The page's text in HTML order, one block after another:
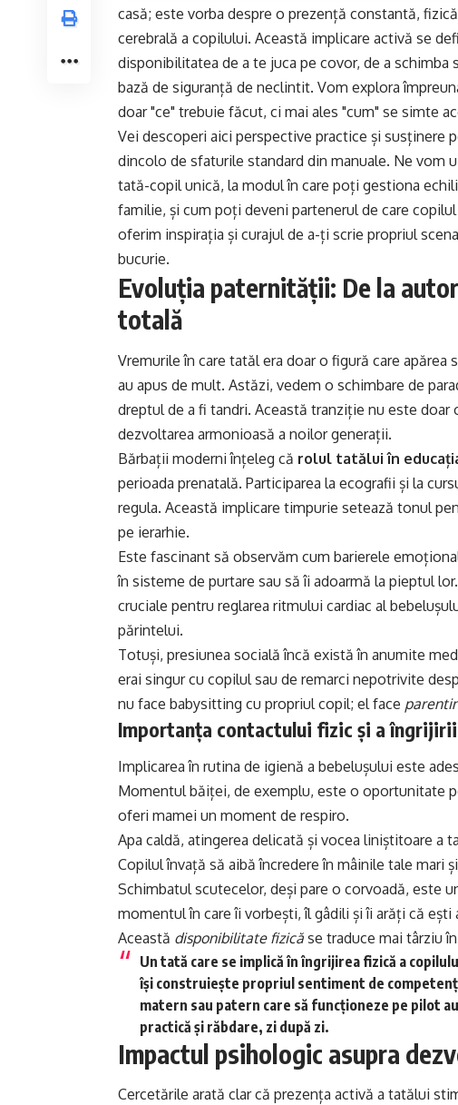
casă; este vorba despre o prezență constantă,
cerebrală a copilului. Această implicare activă se
disponibilitatea de a te juca pe covor, de a
bază de siguranță de neclintit. Vom explora
doar "ce" trebuie făcut, ci mai ales "cum" se simte
Vei descoperi aici perspective practice și susținere
dincolo de sfaturile standard din manuale. Ne vom
tată-copil unică, la modul în care poți gestiona
familie, și cum poți deveni partenerul de care
oferim inspirația și curajul de a-ți scrie propriul
bucurie.
Evoluția paternității: De la
totală
Vremurile în care tatăl era doar o figură care
au apus de mult. Astăzi, vedem o schimbare de
dreptul de a fi tandri. Această tranziție nu este
dezvoltarea armonioasă a noilor generații.
Bărbații moderni înțeleg că rolul tatălui în
perioada prenatală. Participarea la ecografii și la
regula. Această implicare timpurie setează tonul
pe ierarhie.
Este fascinant să observăm cum barierele
în sisteme de purtare sau să îi adoarmă la pieptul
cruciale pentru reglarea ritmului cardiac al
părintelui.
Totuși, presiunea socială încă există în anumite
erai singur cu copilul sau de remarci nepotrivite
nu face babysitting cu propriul copil; el face
Importanța contactului fizic și a
Implicarea în rutina de igienă a bebelușului este
Momentul băiței, de exemplu, este o oportunitate
oferi mamei un moment de respiro.
Apa caldă, atingerea delicată și vocea liniștitoare a
Copilul învață să aibă încredere în mâinile tale mari
Schimbatul scutecelor, deși pare o corvoadă, este
momentul în care îi vorbești, îl gâdili și îi arăți că
Această disponibilitate fizică se traduce mai târziu
Un tată care se implică în îngrijirea fizică a
își construiește propriul sentiment de
matern sau patern care să funcționeze pe pilot
practică și răbdare, zi după zi.
Impactul psihologic asupra
Cercetările arată clar că prezența activă a tatălui